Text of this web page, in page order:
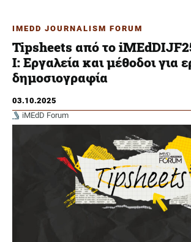
IMEDD JOURNALISM FORUM
Tipsheets από το
Ι: Eργαλεία και μέθοδοι για
δημοσιογραφία
03.10.2025
iMEdD Forum